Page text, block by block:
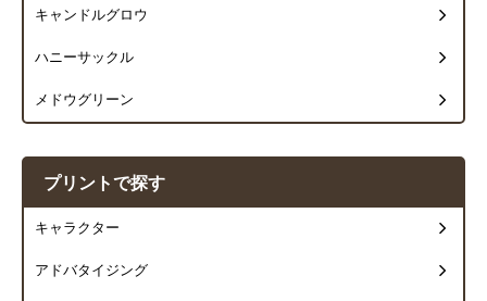
キャンドルグロウ
ハニーサックル
メドウグリーン
プリントで探す
キャラクター
アドバタイジング